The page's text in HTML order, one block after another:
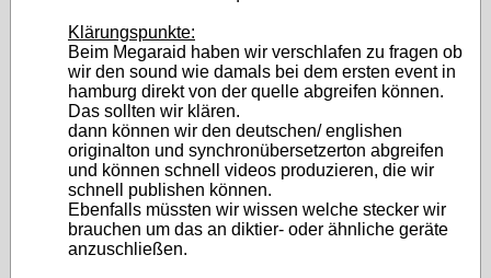
Klärungspunkte:
Beim Megaraid haben wir verschlafen zu fragen ob
wir den sound wie damals bei dem ersten event in
hamburg direkt von der quelle abgreifen können.
Das sollten wir klären.
dann können wir den deutschen/ englishen
originalton und synchronübersetzerton abgreifen
und können schnell videos produzieren, die wir
schnell publishen können.
Ebenfalls müssten wir wissen welche stecker wir
brauchen um das an diktier- oder ähnliche geräte
anzuschließen.